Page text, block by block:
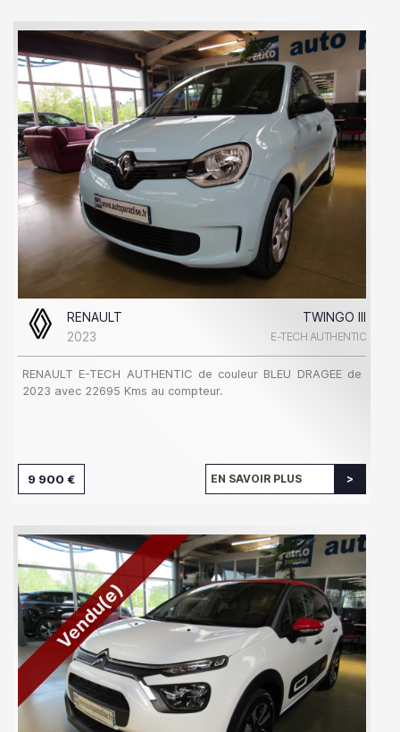
RENAULT
TWINGO III
2023
E-TECH AUTHENTIC
RENAULT E-TECH AUTHENTIC de couleur BLEU DRAGEE de
2023 avec 22695 Kms au compteur.
9 900 € EN SAVOIR PLUS
Vendu(e)